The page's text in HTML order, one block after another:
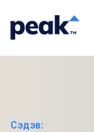
Сэдэв: